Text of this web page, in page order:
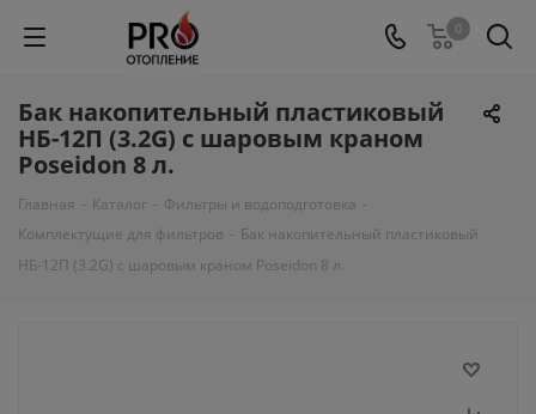
0
Бак накопительный пластиковый
НБ-12П (3.2G) с шаровым краном
Poseidon 8 л.
Главная - Каталог - Фильтры и водоподготовка -
Комплектущие для фильтров - Бак накопительный пластиковый
НБ-12П (3.2G) с шаровым краном Poseidon 8 л.